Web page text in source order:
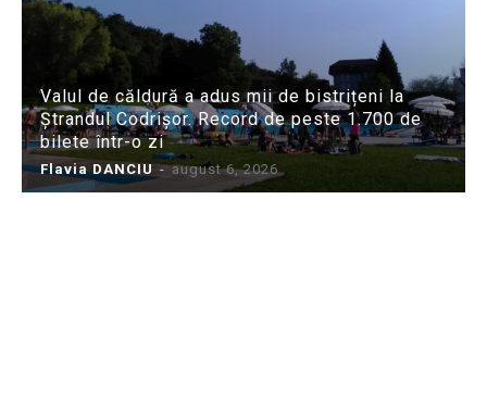
Valul de căldură a adus mii de bistrițeni la
Ștrandul Codrișor. Record de peste 1.700 de
bilete într-o zi
Flavia DANCIU - august 6, 2026